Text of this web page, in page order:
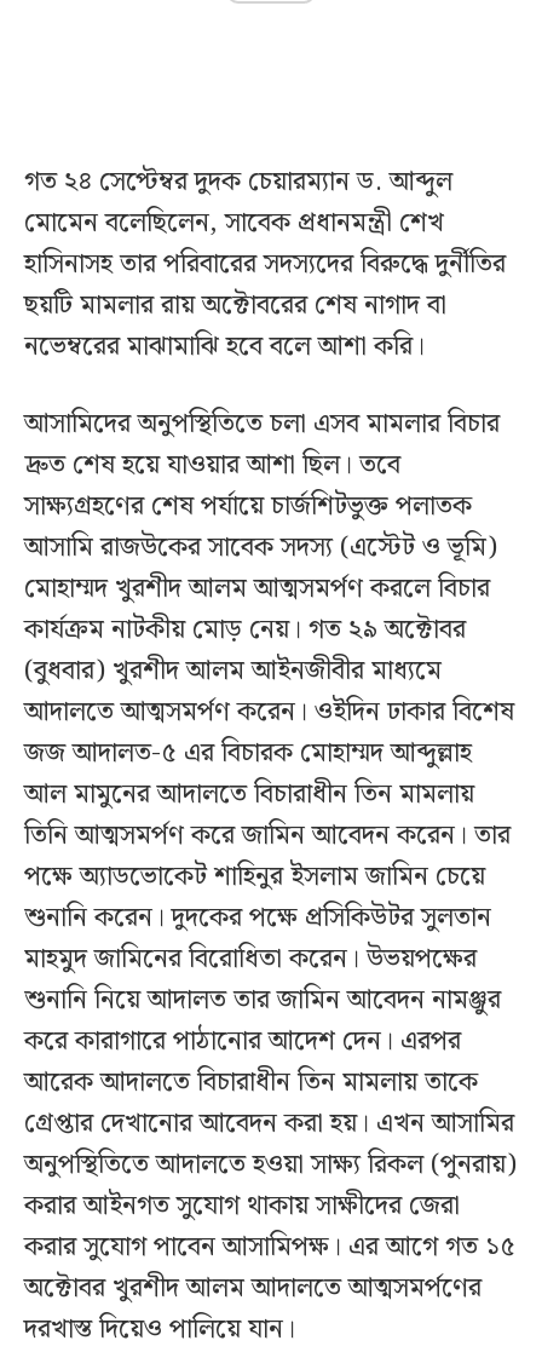
গত ২৪ সেপ্টেম্বর দুদক চেয়ারম্যান ড. আব্দুল
মোমেন বলেছিলেন, সাবেক প্রধানমন্ত্রী শেখ
হাসিনাসহ তার পরিবারের সদস্যদের বিরুদ্ধে দুর্নীতির
ছয়টি মামলার রায় অক্টোবরের শেষ নাগাদ বা
নভেম্বরের মাঝামাঝি হবে বলে আশা করি।
আসামিদের অনুপস্থিতিতে চলা এসব মামলার বিচার
দ্রুত শেষ হয়ে যাওয়ার আশা ছিল। তবে
সাক্ষ্যগ্রহণের শেষ পর্যায়ে চার্জশিটভুক্ত পলাতক
আসামি রাজউকের সাবেক সদস্য (এস্টেট ও ভূমি)
মোহাম্মদ খুরশীদ আলম আত্মসমর্পণ করলে বিচার
কার্যক্রম নাটকীয় মোড় নেয়। গত ২৯ অক্টোবর
(বুধবার) খুরশীদ আলম আইনজীবীর মাধ্যমে
আদালতে আত্মসমর্পণ করেন। ওইদিন ঢাকার বিশেষ
জজ আদালত-৫ এর বিচারক মোহাম্মদ আব্দুল্লাহ
আল মামুনের আদালতে বিচারাধীন তিন মামলায়
তিনি আত্মসমর্পণ করে জামিন আবেদন করেন। তার
পক্ষে অ্যাডভোকেট শাহিনুর ইসলাম জামিন চেয়ে
শুনানি করেন। দুদকের পক্ষে প্রসিকিউটর সুলতান
মাহমুদ জামিনের বিরোধিতা করেন। উভয়পক্ষের
শুনানি নিয়ে আদালত তার জামিন আবেদন নামঞ্জুর
করে কারাগারে পাঠানোর আদেশ দেন। এরপর
আরেক আদালতে বিচারাধীন তিন মামলায় তাকে
গ্রেপ্তার দেখানোর আবেদন করা হয়। এখন আসামির
অনুপস্থিতিতে আদালতে হওয়া সাক্ষ্য রিকল (পুনরায়)
করার আইনগত সুযোগ থাকায় সাক্ষীদের জেরা
করার সুযোগ পাবেন আসামিপক্ষ। এর আগে গত ১৫
অক্টোবর খুরশীদ আলম আদালতে আত্মসমর্পণের
দরখাস্ত দিয়েও পালিয়ে যান।